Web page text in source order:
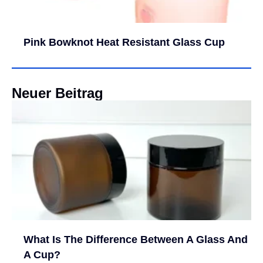
Pink Bowknot Heat Resistant Glass Cup
Neuer Beitrag
What Is The Difference Between A Glass And
A Cup?